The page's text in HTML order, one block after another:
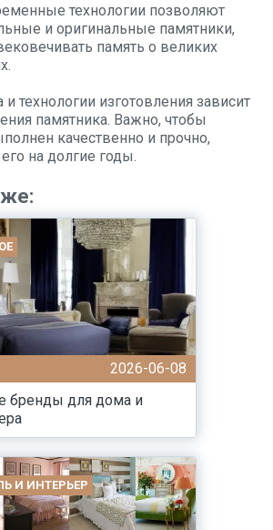
технологии позволяют
и оригинальные памятники,
память о великих
технологии изготовления зависит
памятника. Важно, чтобы
качественно и прочно,
на долгие годы.
2026-06-08
бренды для дома и
И ИНТЕРЬЕР